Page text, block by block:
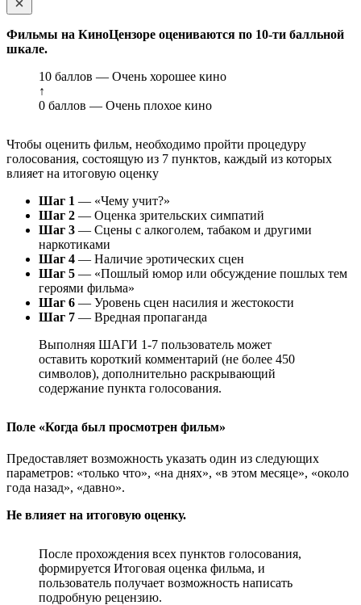
Фильмы на КиноЦензоре оцениваются по 10-ти балльной
шкале.
10 баллов — Очень хорошее кино
↑
0 баллов — Очень плохое кино
Чтобы оценить фильм, необходимо пройти процедуру
голосования, состоящую из 7 пунктов, каждый из которых
влияет на итоговую оценку
Шаг 1 — «Чему учит?»
Шаг 2 — Оценка зрительских симпатий
Шаг 3 — Сцены с алкоголем, табаком и другими
наркотиками
Шаг 4 — Наличие эротических сцен
Шаг 5 — «Пошлый юмор или обсуждение пошлых тем
героями фильма»
Шаг 6 — Уровень сцен насилия и жестокости
Шаг 7 — Вредная пропаганда
Выполняя ШАГИ 1-7 пользователь может
оставить короткий комментарий (не более 450
символов), дополнительно раскрывающий
содержание пункта голосования.
Поле «Когда был просмотрен фильм»
Предоставляет возможность указать один из следующих
параметров: «только что», «на днях», «в этом месяце», «около
года назад», «давно».
Не влияет на итоговую оценку.
После прохождения всех пунктов голосования,
формируется Итоговая оценка фильма, и
пользователь получает возможность написать
подробную рецензию.